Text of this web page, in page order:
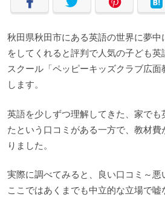
秋田県秋田市にある英語の世界に夢
をしてくれると評判で人気の子ども
スクール「ペッピーキッズクラブ広
します。
英語を少しずつ理解してきた、家でも
たという口コミがある一方で、教材
りました。
実際に調べてみると、良い口コミ～悪
ここではあくまでも中立的な立場で